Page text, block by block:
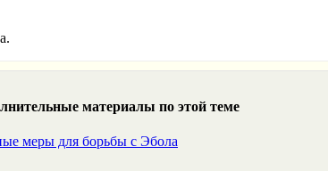
материалы по этой теме
меры для борьбы с Эбола